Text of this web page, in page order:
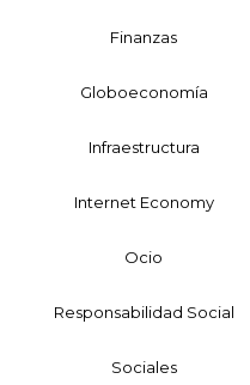
Finanzas
Globoeconomía
Infraestructura
Internet Economy
Ocio
Responsabilidad Social
Sociales